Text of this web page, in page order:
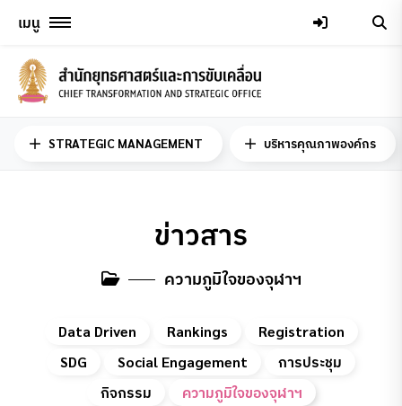
content
เมนู
STRATEGIC MANAGEMENT บริหารคุณภาพองค์กร
ข่าวสาร
ความภูมิใจของจุฬาฯ
Data Driven Rankings
Registration
SDG
Social Engagement
การประชุม
กิจกรรม
ความภูมิใจของจุฬาฯ